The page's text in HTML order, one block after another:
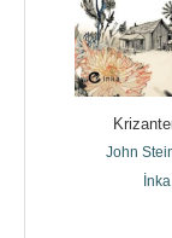
John
İnka